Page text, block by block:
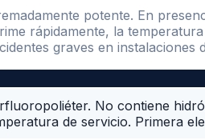
potente. En
rápidamente, la
graves en instalaciones
No contiene
de servicio. Primera